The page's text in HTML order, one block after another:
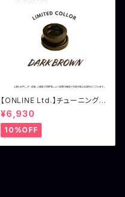
【ONLINE Ltd.】チューニングラ
インローラー ダイワ用 ダーク
ブラウン
¥6,930
10%OFF